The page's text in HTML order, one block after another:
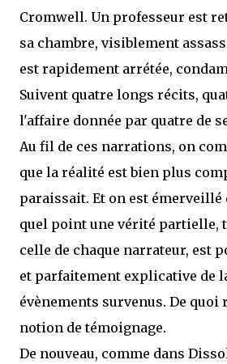
Cromwell. Un professeur est
sa chambre, visiblement
est rapidement arrétée,
Suivent quatre longs récits,
l'affaire donnée par quatre de
Au fil de ces narrations, on
que la réalité est bien plus
paraissait. Et on est émerveillé
quel point une vérité partielle,
celle de chaque narrateur, est
et parfaitement explicative de
évènements survenus. De
notion de témoignage.
De nouveau, comme dans